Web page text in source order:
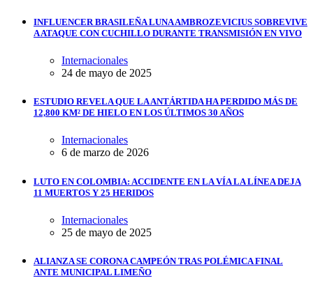
INFLUENCER BRASILEÑA LUNA AMBROZEVICIUS SOBREVIVE
A ATAQUE CON CUCHILLO DURANTE TRANSMISIÓN EN VIVO
Internacionales
24 de mayo de 2025
ESTUDIO REVELA QUE LA ANTÁRTIDA HA PERDIDO MÁS DE
12,800 KM² DE HIELO EN LOS ÚLTIMOS 30 AÑOS
Internacionales
6 de marzo de 2026
LUTO EN COLOMBIA: ACCIDENTE EN LA VÍA LA LÍNEA DEJA
11 MUERTOS Y 25 HERIDOS
Internacionales
25 de mayo de 2025
ALIANZA SE CORONA CAMPEÓN TRAS POLÉMICA FINAL
ANTE MUNICIPAL LIMEÑO